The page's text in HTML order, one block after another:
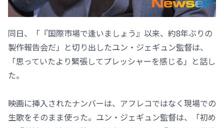
同日、「『国際市場で逢いましょう』以来、約8年ぶりの
製作報告会だ」と切り出したユン・ジェギュン監督は、
「思っていたより緊張してプレッシャーを感じる」と話し
た。
映画に挿入されたナンバーは、アフレコではなく現場での
生歌をそのまま使った。ユン・ジェギュン監督は、「初め